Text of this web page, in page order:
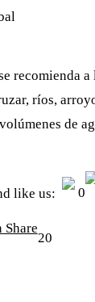
recomienda a
ríos,
de
like us: 0
20